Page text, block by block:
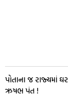
પોતાના જ રાજ્યમાં
ઋષભ પંત !